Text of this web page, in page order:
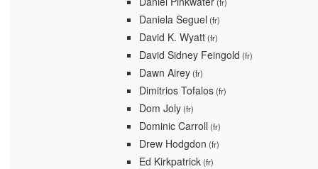
Daniela Seguel (fr)
David K. Wyatt(fr)
David Sidney Feingold (fr)
Dawn Airey(fr)
Dimitrios Tofalos(fr)
Dom Joly(fr)
Dominic Carroll (fr)
Drew Hodgdon (fr)
Ed Kirkpatrick(fr)